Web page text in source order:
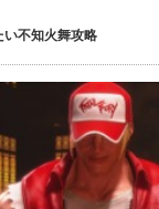
い不知火舞攻略